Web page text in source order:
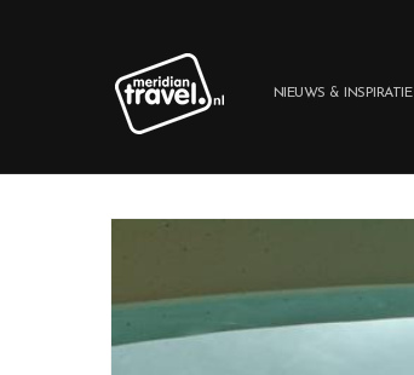
NIEUWS & INSPIRATIE
Ga direct naar